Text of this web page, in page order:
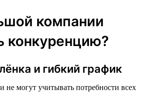
компании
конкуренцию?
и гибкий график
не могут учитывать потребности всех